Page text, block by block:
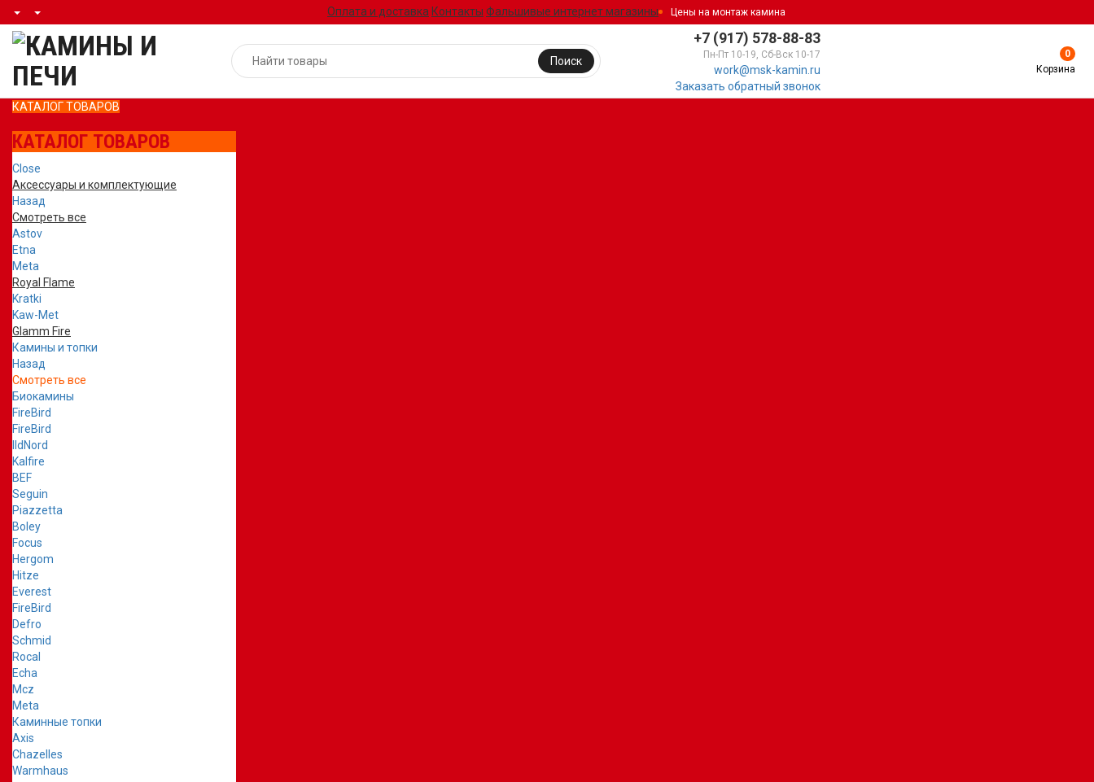
Оплата и доставка Контакты Фальшивые интернет магазины Цены на монтаж камина
+7 (917) 578-88-83
Пн-Пт 10-19, Сб-Вск 10-17
work@msk-kamin.ru
Заказать обратный звонок
Поиск
0
Корзина
КАТАЛОГ ТОВАРОВ
КАТАЛОГ ТОВАРОВ
Close
Аксессуары и комплектующие
Назад
Смотреть все
Astov
Etna
Meta
Royal Flame
Kratki
Kaw-Met
Glamm Fire
Камины и топки
Назад
Смотреть все
Биокамины
FireBird
FireBird
IldNord
Kalfire
BEF
Seguin
Piazzetta
Boley
Focus
Hergom
Hitze
Everest
FireBird
Defro
Schmid
Rocal
Echa
Mcz
Meta
Каминные топки
Axis
Chazelles
Warmhaus